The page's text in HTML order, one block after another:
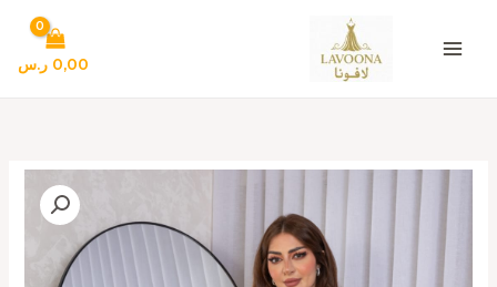
المحتوى
0,00 ر.س
فساتين
بالوان